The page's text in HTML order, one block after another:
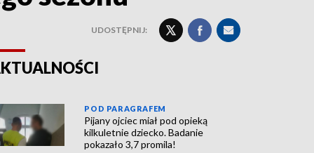
UDOSTĘPNIJ:
POD PARAGRAFEM
Pijany ojciec miał pod opieką
kilkuletnie dziecko. Badanie
pokazało 3,7 promila!